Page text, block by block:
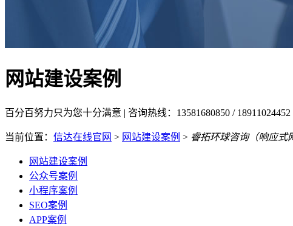
网站建设案例
百分百努力只为您十分满意 | 咨询热线：13581680850 / 18911024452
当前位置： 信达在线官网 > 网站建设案例 > 睿拓环球咨询（响应式
网站建设案例
公众号案例
小程序案例
SEO案例
APP案例